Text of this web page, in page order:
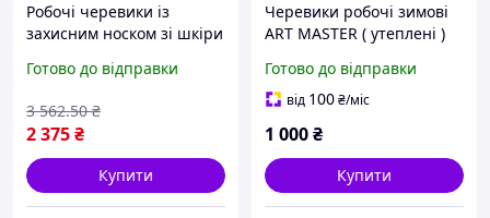
Робочі черевики із
захисним носком зі шкіри
повітропроникні для
FLAME
Готово до відправки
2 375₴
3 562.50 ₴
Купити
Черевики робочі зимові
ART MASTER ( утеплені )
Готово до відправки
від 100₴/міс
1 000₴
Купити